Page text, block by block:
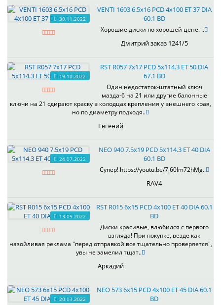
30.11.2022
VENTI 1603 6.5x16 PCD 4x100 ET 37 DIA
60.1 BD
Хорошие диски по хорошей цене. ..
Дмитрий заказ 1241/5
19.10.2022
RST R057 7x17 PCD 5x114.3 ET 50 DIA
67.1 BD
Один недостаток-штатный ключ
мазда-6 на 21 или другие балонные
ключи на 21 сдирают краску в колодцах крепления у внешнего края,
но по диаметру подходя..
Евгений
24.07.2022
NEO 940 7.5x19 PCD 5x114.3 ET 40 DIA
60.1 BD
Супер! https://youtu.be/7j60Im72hMg..
RAV4
13.05.2022
RST R015 6x15 PCD 4x100 ET 40 DIA 60.1
BD
Диски красивые, влюбился с первого
взгляда! При покупке, везде как
назойливая реклама "перед отправкой все тщательно проверяется",
увы не замелил тщат..
Аркадий
20.03.2022
NEO 573 6x15 PCD 4x100 ET 45 DIA 60.1
BD